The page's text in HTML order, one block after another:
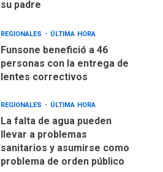
su padre
REGIONALES ÚLTIMA HORA
Funsone benefició a 46
personas con la entrega de
lentes correctivos
REGIONALES ÚLTIMA HORA
La falta de agua pueden
llevar a problemas
sanitarios y asumirse como
problema de orden público